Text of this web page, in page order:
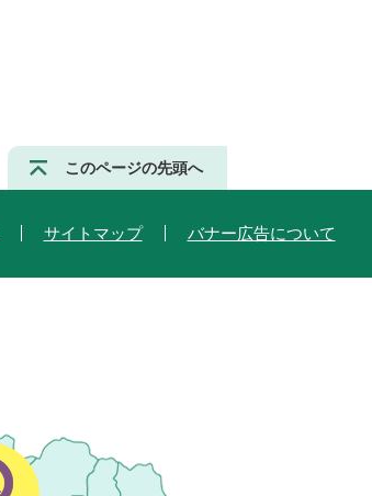
このページの先頭へ
サイトマップ バナー広告について